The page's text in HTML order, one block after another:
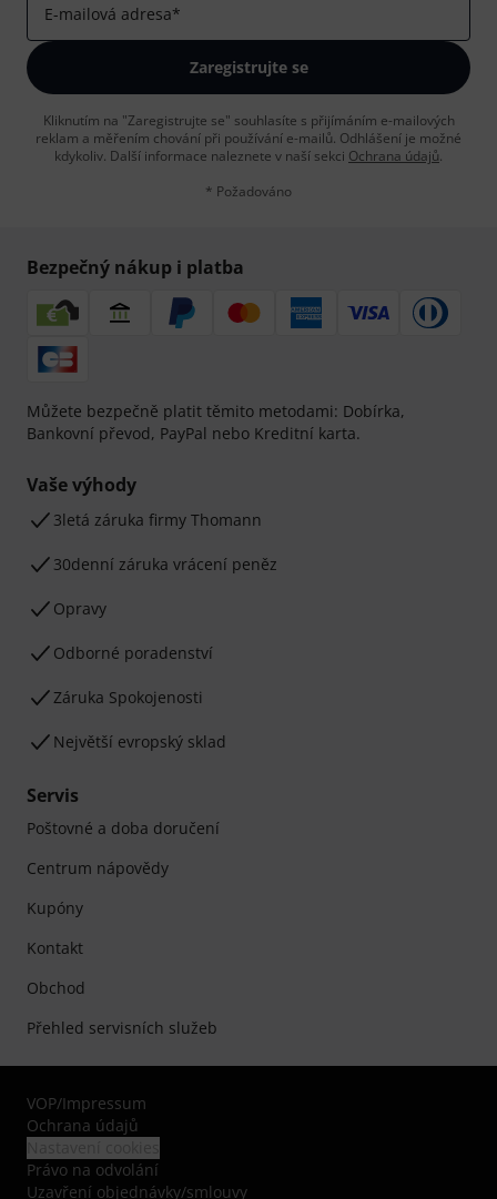
E-mailová adresa*
Zaregistrujte se
Kliknutím na "Zaregistrujte se" souhlasíte s přijímáním e-mailových
reklam a měřením chování při používání e-mailů. Odhlášení je možné
kdykoliv. Další informace naleznete v naší sekci Ochrana údajů.
* Požadováno
Bezpečný nákup i platba
Můžete bezpečně platit těmito metodami: Dobírka,
Bankovní převod, PayPal nebo Kreditní karta.
Vaše výhody
3letá záruka firmy Thomann
30denní záruka vrácení peněz
Opravy
Odborné poradenství
Záruka Spokojenosti
Největší evropský sklad
Servis
Poštovné a doba doručení
Centrum nápovědy
Kupóny
Kontakt
Obchod
Přehled servisních služeb
VOP/Impressum
Ochrana údajů
Právo na odvolání
Uzavření objednávky/smlouvy